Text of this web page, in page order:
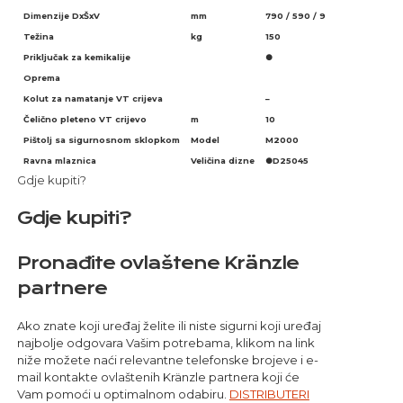
Dimenzije DxŠxV mm 790 / 590 / 980
Težina kg 150
Priključak za kemikalije ●
Oprema
Kolut za namatanje VT crijeva –
Čelično pleteno VT crijevo m 10
Pištolj sa sigurnosnom sklopkom Model M2000
Ravna mlaznica Veličina dizne ●D25045
Gdje kupiti?
Gdje kupiti?
Pronađite ovlaštene Kränzle
partnere
Ako znate koji uređaj želite ili niste sigurni koji uređaj
najbolje odgovara Vašim potrebama, klikom na link
niže možete naći relevantne telefonske brojeve i e-
mail kontakte ovlaštenih Kränzle partnera koji će
Vam pomoći u optimalnom odabiru. DISTRIBUTERI